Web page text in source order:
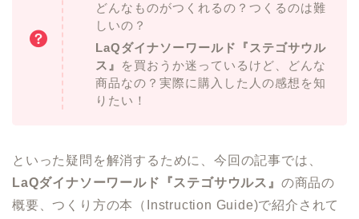
どんなものがつくれるの？つくるのは難
しいの？
LaQダイナソーワールド『 ステゴサウル
ス 』
を買おうか迷っているけど、どんな
商品なの？実際に購入した人の感想を知
りたい！
といった疑問を解消するために、今回の記事では、
LaQダイナソーワールド『ステゴサウルス』 の商品の
概要、つくり方の本（Instruction Guide)で紹介されて